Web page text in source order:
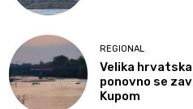
REGIONAL
Velika
ponovno se
Kupom